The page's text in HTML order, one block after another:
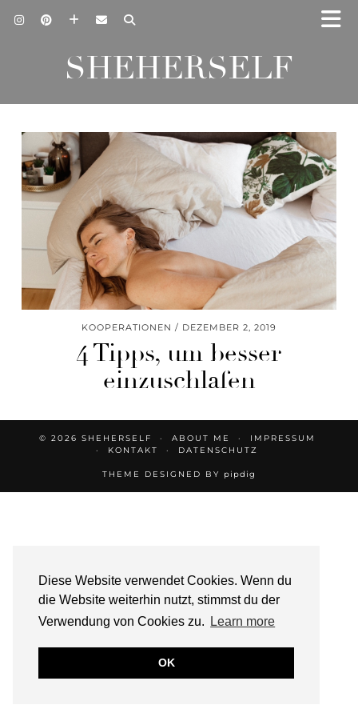
Diese Website verwendet Cookies. Wenn du
die Website weiterhin nutzt, stimmst du der
Verwendung von Cookies zu.
Learn more
OK
SHEHERSELF
KOOPERATIONEN DEZEMBER 2, 2019
4 Tipps, um besser
einzuschlafen
© 2026 SHEHERSELF ABOUT ME
IMPRESSUM
KONTAKT
DATENSCHUTZ
THEME DESIGNED BY pipdig